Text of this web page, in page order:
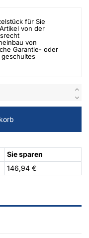
für Sie
von der
von
Garantie- oder
geschultes
Sie sparen
146,94 €